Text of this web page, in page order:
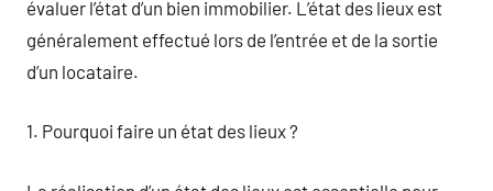
évaluer l’état d’un bien immobilier. L’état des lieux est
généralement effectué lors de l’entrée et de la sortie
d’un locataire.
1. Pourquoi faire un état des lieux ?